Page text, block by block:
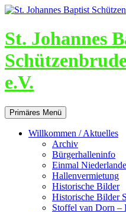
St. Johannes
e.V.
Suchen
Primäres Menü Zum
Inhalt
springen
Willkommen / Aktuelles
Archiv
Bürgerhalleninfo
Einmal
Hallenvermietung
Historische Bilder
Historische Bilder
Stoffel van Dorn –